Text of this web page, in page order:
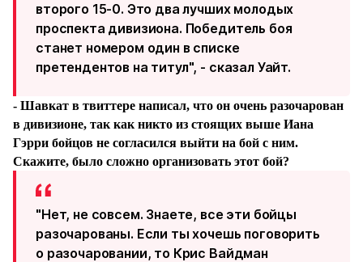
второго 15-0. Это два лучших молодых
проспекта дивизиона. Победитель боя
станет номером один в списке
претендентов на титул", - сказал Уайт.
- Шавкат в твиттере написал, что он очень разочарован
в дивизионе, так как никто из стоящих выше Иана
Гэрри бойцов не согласился выйти на бой с ним.
Скажите, было сложно организовать этот бой?
"Нет, не совсем. Знаете, все эти бойцы
разочарованы. Если ты хочешь поговорить
о разочаровании, то Крис Вайдман